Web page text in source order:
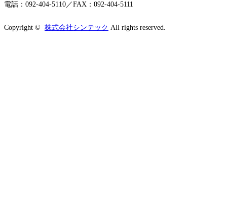
電話：092-404-5110／FAX：092-404-5111
Copyright © 株式会社シンテック All rights reserved.